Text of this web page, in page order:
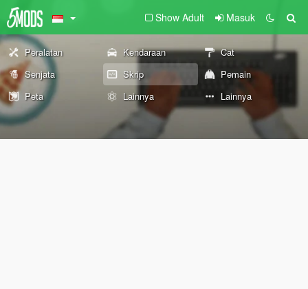
Show Adult Masuk
Peralatan Kendaraan
Cat
Senjata
Skrip
Pemain
Peta
Lainnya Lainnya